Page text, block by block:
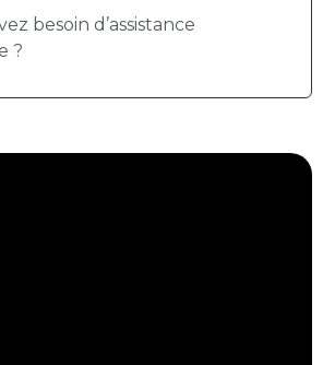
besoin d’assistance
?